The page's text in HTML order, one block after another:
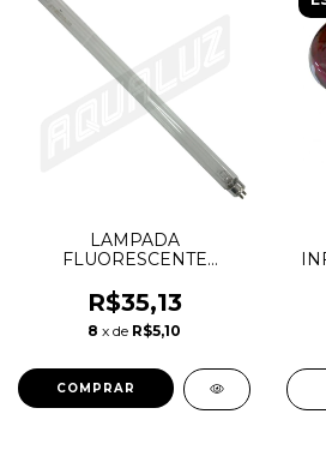
LAMPADA
FLUORESCENTE
GERMICIDA
R$35,13
8 x de R$5,10